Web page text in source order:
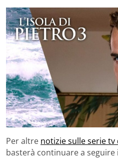
Per altre notizie sulle serie tv
basterà continuare a seguire